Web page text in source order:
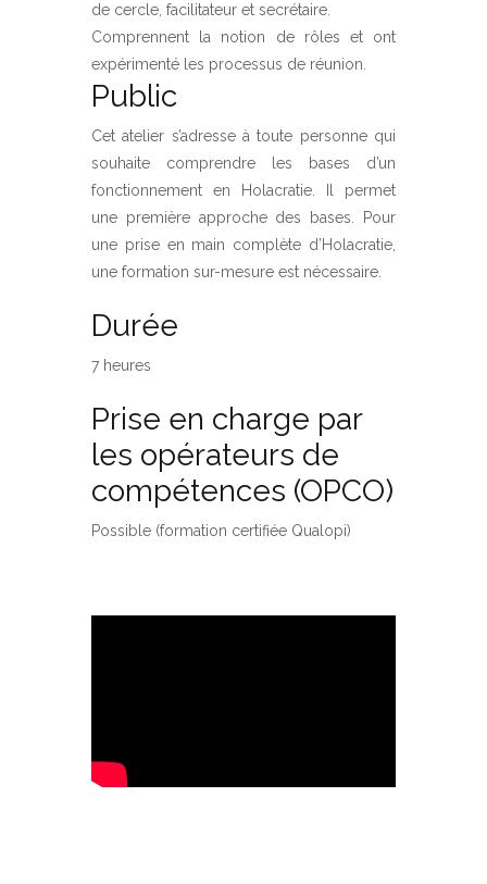
de cercle, facilitateur et secrétaire.
Comprennent la notion de rôles et ont
expérimenté les processus de réunion.
Public
Cet atelier s’adresse à toute personne qui
souhaite comprendre les bases d’un
fonctionnement en Holacratie. Il permet
une première approche des bases. Pour
une prise en main complète d’Holacratie,
une formation sur-mesure est nécessaire.
Durée
7 heures
Prise en charge par
les opérateurs de
compétences (OPCO)
Possible (formation certifiée Qualopi)